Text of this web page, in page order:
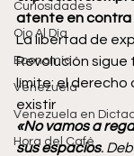
Curiosidades
Ojo Al Día
Economía
Venezuela
Venezuela en
Hora del Café
atente en contra
La libertad de
Revolución sigue
límite: el derecho
existir
«No vamos a
sus espacios.